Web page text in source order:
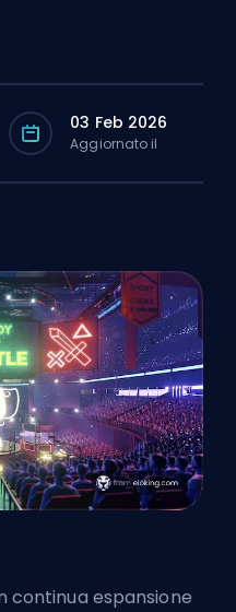
03 Feb 2026
Aggiornato il
continua espansione